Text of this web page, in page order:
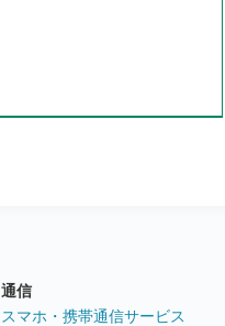
通信
スマホ・携帯通信サービス